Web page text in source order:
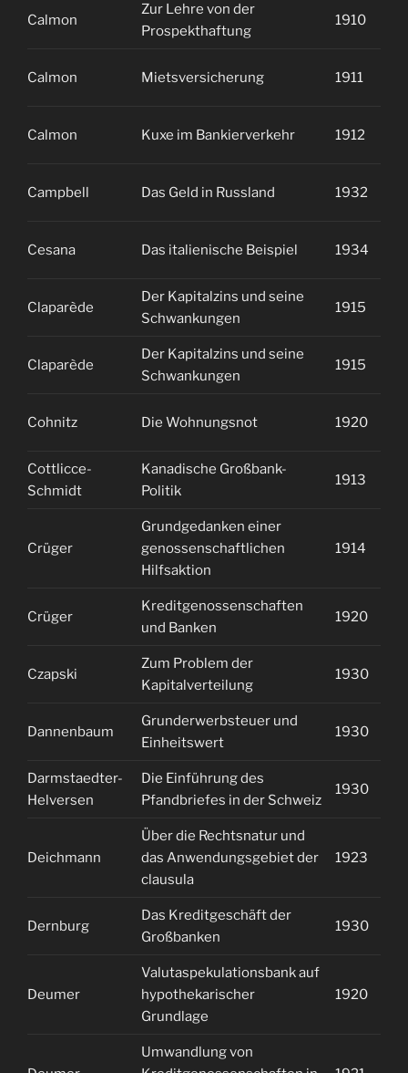
Calmon
Zur Lehre von der
Prospekthaftung
1910
Calmon Mietsversicherung 1911
Calmon Kuxe im Bankierverkehr 1912
Campbell Das Geld in Russland 1932
Cesana Das italienische Beispiel 1934
Claparède
Der Kapitalzins und seine
Schwankungen
1915
Claparède
Der Kapitalzins und seine
Schwankungen
1915
Cohnitz Die Wohnungsnot 1920
Cottlicce-
Schmidt
Kanadische Großbank-
Politik
1913
Crüger
Grundgedanken einer
genossenschaftlichen
Hilfsaktion
1914
Crüger
Kreditgenossenschaften
und Banken
1920
Czapski
Zum Problem der
Kapitalverteilung
1930
Dannenbaum
Grunderwerbsteuer und
Einheitswert
1930
Darmstaedter-
Helversen
Die Einführung des
Pfandbriefes in der Schweiz
1930
Deichmann
Über die Rechtsnatur und
das Anwendungsgebiet der
clausula
1923
Dernburg
Das Kreditgeschäft der
Großbanken
1930
Deumer
Valutaspekulationsbank auf
hypothekarischer
Grundlage
1920
Umwandlung von